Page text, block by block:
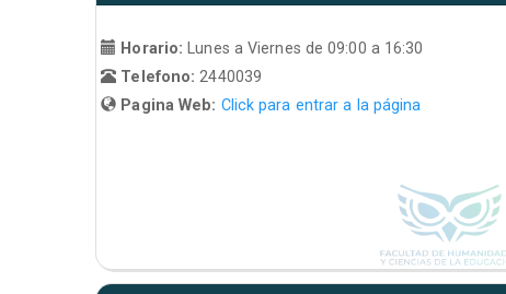
Horario:
Lunes a Viernes de 09:00 a 16:30
Telefono: 2440039
Pagina Web: Click para entrar a la página